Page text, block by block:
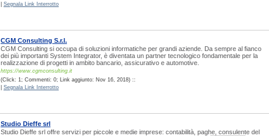
Segnala Link Interrotto
CGM Consulting S.r.l.
CGM Consulting si occupa di soluzioni informatiche per grandi aziende. Da sempre al fianco
dei più importanti System Integrator, è diventata un partner tecnologico fondamentale per la
realizzazione di progetti in ambito bancario, assicurativo e automotive.
https://www.cgmconsulting.it
(Click: 1; Commenti: 0; Link aggiunto: Nov 16, 2018) ::
Segnala Link Interrotto
Studio Dieffe srl
Studio Dieffe srl offre servizi per piccole e medie imprese: contabilità, paghe, consulente del